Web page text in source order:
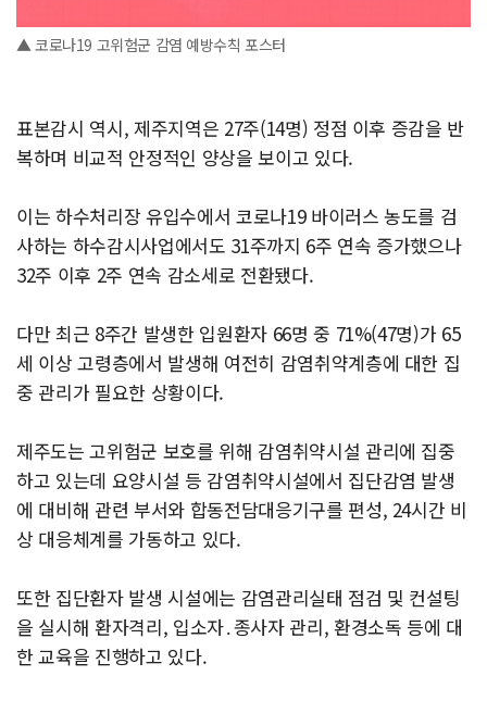
▲ 코로나19 고위험군 감염 예방수칙 포스터
표본감시 역시, 제주지역은 27주(14명) 정점 이후 증감을 반
복하며 비교적 안정적인 양상을 보이고 있다.
이는 하수처리장 유입수에서 코로나19 바이러스 농도를 검
사하는 하수감시사업에서도 31주까지 6주 연속 증가했으나
32주 이후 2주 연속 감소세로 전환됐다.
다만 최근 8주간 발생한 입원환자 66명 중 71%(47명)가 65
세 이상 고령층에서 발생해 여전히 감염취약계층에 대한 집
중 관리가 필요한 상황이다.
제주도는 고위험군 보호를 위해 감염취약시설 관리에 집중
하고 있는데 요양시설 등 감염취약시설에서 집단감염 발생
에 대비해 관련 부서와 합동전담대응기구를 편성, 24시간 비
상 대응체계를 가동하고 있다.
또한 집단환자 발생 시설에는 감염관리실태 점검 및 컨설팅
을 실시해 환자격리, 입소자․종사자 관리, 환경소독 등에 대
한 교육을 진행하고 있다.